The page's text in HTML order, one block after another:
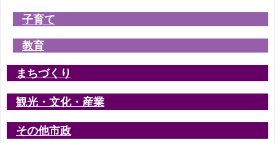
子育て
教育
まちづくり
観光・文化・産業
その他市政